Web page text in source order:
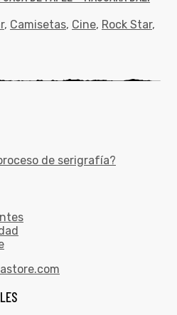
, Camisetas, Cine, Rock Star,
de serigrafía?